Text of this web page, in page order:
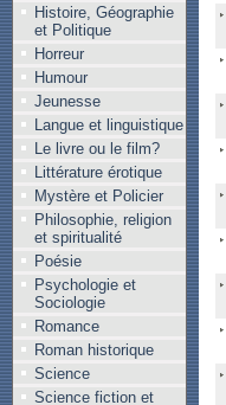
Histoire, Géographie
et Politique
Horreur
Humour
Jeunesse
Langue et linguistique
Le livre ou le film?
Littérature érotique
Mystère et Policier
Philosophie, religion
et spiritualité
Poésie
Psychologie et
Sociologie
Romance
Roman historique
Science
Science fiction et